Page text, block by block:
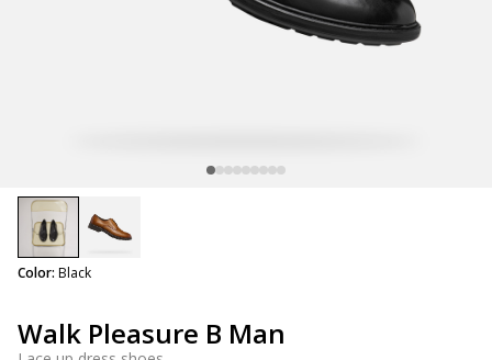
Walk Pleasure B Man
Color: Black
selected